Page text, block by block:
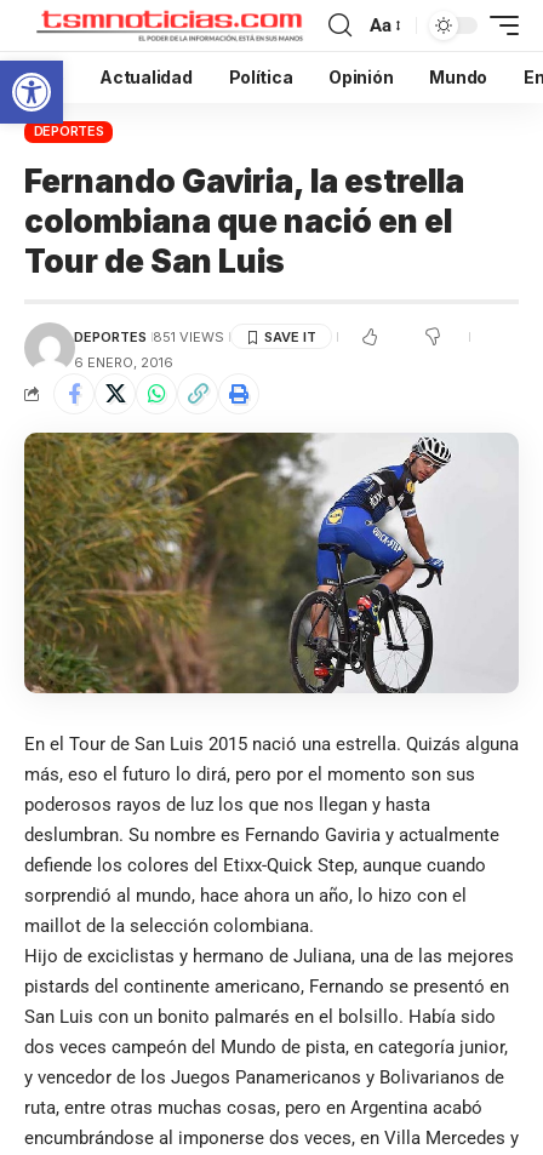
Abrir barra de herramientas
Aa
Inicio Actualidad Política Opinión Mundo
DEPORTES
Fernando Gaviria, la estrella
colombiana que nació en el
Tour de San Luis
DEPORTES 851 VIEWS
6 ENERO, 2016
En el Tour de San Luis 2015 nació una estrella. Quizás alguna
más, eso el futuro lo dirá, pero por el momento son sus
poderosos rayos de luz los que nos llegan y hasta
deslumbran. Su nombre es Fernando Gaviria y actualmente
defiende los colores del Etixx-Quick Step, aunque cuando
sorprendió al mundo, hace ahora un año, lo hizo con el
maillot de la selección colombiana.
Hijo de exciclistas y hermano de Juliana, una de las mejores
pistards del continente americano, Fernando se presentó en
San Luis con un bonito palmarés en el bolsillo. Había sido
dos veces campeón del Mundo de pista, en categoría junior,
y vencedor de los Juegos Panamericanos y Bolivarianos de
ruta, entre otras muchas cosas, pero en Argentina acabó
encumbrándose al imponerse dos veces, en Villa Mercedes y